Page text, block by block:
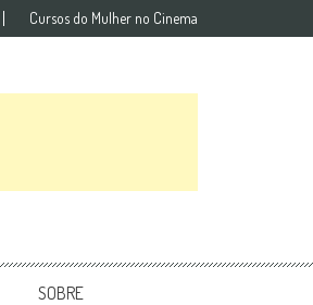
Cursos do Mulher no Cinema
SOBRE